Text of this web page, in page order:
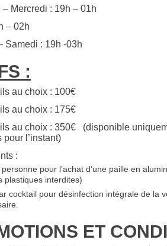
– Mercredi : 19h – 01h
– 02h
Samedi : 19h -03h
:
au choix : 100€
au choix : 175€
au choix : 350€ (disponible
pour l’instant)
:
pour l’achat d’une paille en
plastiques interdites)
cocktail pour désinfection intégrale de la
ET